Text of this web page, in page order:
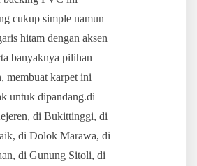
cukup simple namun
hitam dengan aksen
banyaknya pilihan
membuat karpet ini
untuk dipandang.di
di Bukittinggi, di
di Dolok Marawa, di
di Gunung Sitoli, di